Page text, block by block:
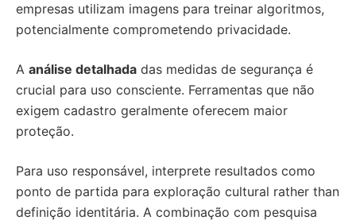
empresas utilizam imagens para treinar algoritmos,
potencialmente comprometendo privacidade.
A análise detalhada das medidas de segurança é
crucial para uso consciente. Ferramentas que não
exigem cadastro geralmente oferecem maior
proteção.
Para uso responsável, interprete resultados como
ponto de partida para exploração cultural rather than
definição identitária. A combinação com pesquisa